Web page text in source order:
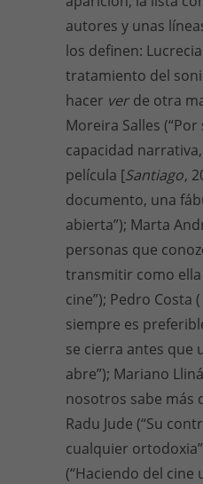
autores y unas
los definen:
tratamiento del
hacer ver de otra
Moreira Salles
capacidad
película [Santiago,
documento, una
abierta”); Marta
personas que
transmitir como
cine”); Pedro Costa
siempre es
se cierra antes que
abre”); Mariano
nosotros sabe más
Radu Jude (“Su
cualquier
(“Haciendo del cine